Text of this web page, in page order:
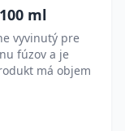
ml
vyvinutý pre
fúzov a je
má objem